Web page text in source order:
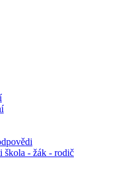
škola - žák - rodič